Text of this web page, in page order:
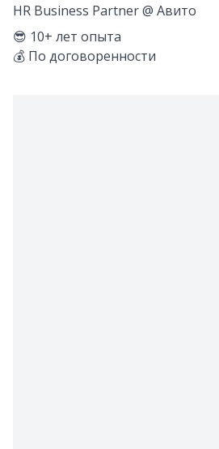
HR Business Partner@ Авито
😎 10+ лет опыта
💰 По договоренности